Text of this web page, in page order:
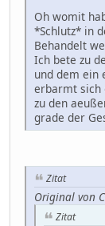
Oh womit
*Schlutz* in
Behandelt
Ich bete zu
und dem ein
erbarmt sich
zu den
grade der
Zitat
Original von
Zitat